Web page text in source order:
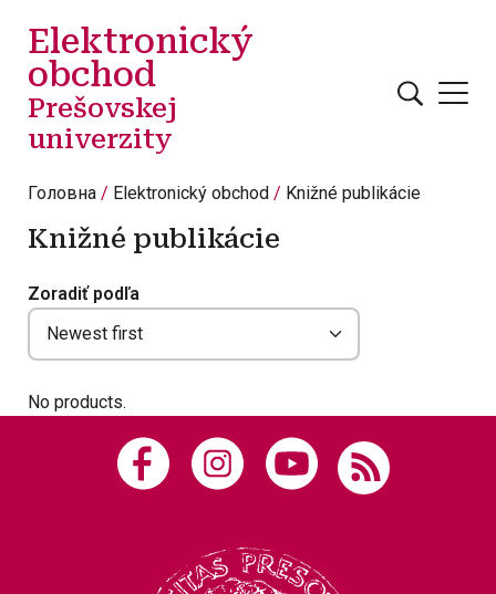
Elektronický
obchod
Prešovskej
univerzity
Головна Elektronický obchod Knižné publikácie
Knižné publikácie
Zoradiť podľa
No products.